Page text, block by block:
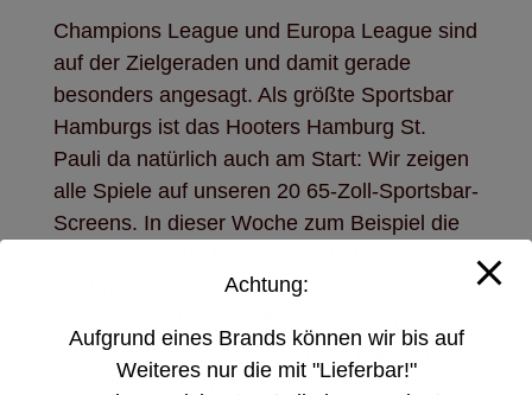
Champions League und Europa League sind
auf der Zielgeraden und damit gerade
besonders angesagt. Als größte Sportsbar
Hamburgs ist das Hooters Hamburg St.
Pauli da natürlich auch am Start: Wir zeigen
alle Spiele auf unseren 20 65-Zoll-Sportsbar-
Screens. In dieser Woche zum Beispiel die
nur unsere Screens größer sind als das
unsere Küche, gibt’s dazu nicht nur Chips
und Bier, sondern eine XXL-Auswahl an
Achtung:
Aufgrund eines Brands können wir bis auf
Weiteres nur die mit "Lieferbar!"